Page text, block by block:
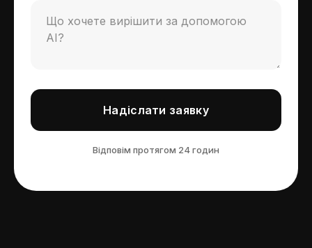
Надіслати заявку
Відповім протягом 24 годин